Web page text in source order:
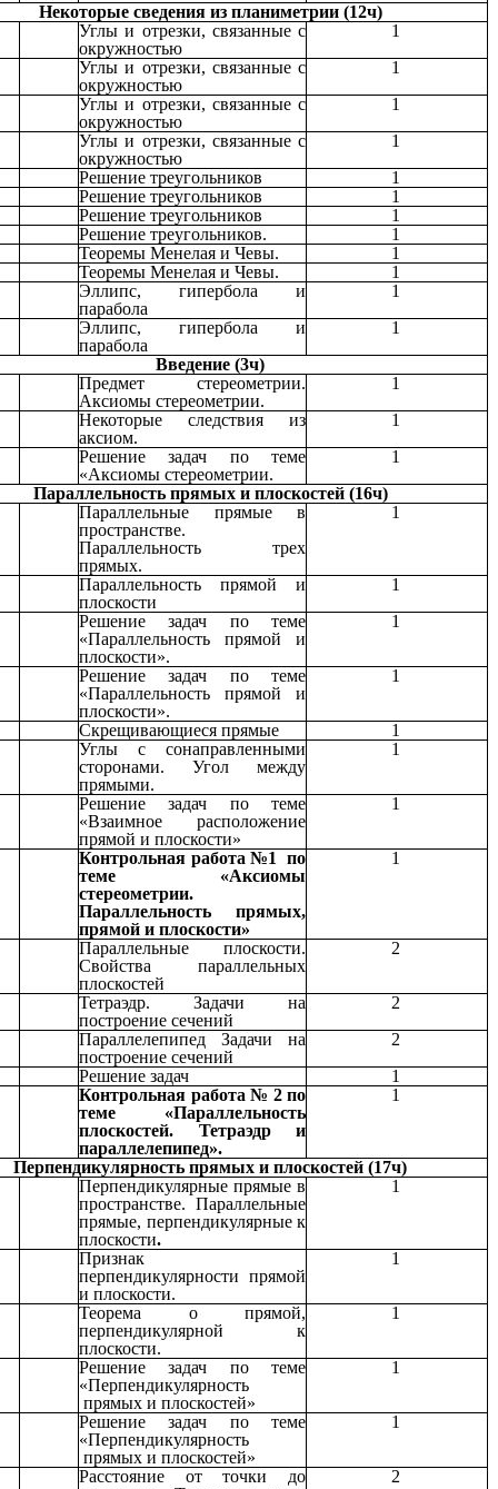
Некоторые сведения из планиметрии (12ч)
Углы и отрезки, связанные с
окружностью
1
Углы и отрезки, связанные с
окружностью
1
Углы и отрезки, связанные с
окружностью
1
Углы и отрезки, связанные с
окружностью
1
Решение треугольников
1
Решение треугольников
1
Решение треугольников
1
Решение треугольников.
1
Теоремы Менелая и Чевы.
1
Теоремы Менелая и Чевы.
1
Эллипс, гипербола и
парабола
1
Эллипс, гипербола и
парабола
1
Введение (3ч)
Предмет стереометрии.
Аксиомы стереометрии.
1
Некоторые следствия из
аксиом.
1
Решение задач по теме
«Аксиомы стереометрии.
1
Параллельность прямых и плоскостей (16ч)
Параллельные прямые в
пространстве.
Параллельность трех
прямых.
1
Параллельность прямой и
плоскости
1
Решение задач по теме
«Параллельность прямой и
плоскости».
1
Решение задач по теме
«Параллельность прямой и
плоскости».
1
Скрещивающиеся прямые
1
Углы с сонаправленными
сторонами. Угол между
прямыми.
1
Решение задач по теме
«Взаимное расположение
прямой и плоскости»
1
Контрольная работа №1 по
теме «Аксиомы
стереометрии.
Параллельность прямых,
прямой и плоскости»
1
Параллельные плоскости.
Свойства параллельных
плоскостей
2
Тетраэдр. Задачи на
построение сечений
2
Параллелепипед Задачи на
построение сечений
2
Решение задач
1
Контрольная работа № 2 по
теме «Параллельность
плоскостей. Тетраэдр и
параллелепипед».
1
Перпендикулярность прямых и плоскостей (17ч)
Перпендикулярные прямые в
пространстве. Параллельные
прямые, перпендикулярные к
плоскости.
1
Признак
перпендикулярности прямой
и плоскости.
1
Теорема о прямой,
перпендикулярной к
плоскости.
1
Решение задач по теме
«Перпендикулярность
прямых и плоскостей»
1
Решение задач по теме
«Перпендикулярность
прямых и плоскостей»
1
Расстояние от точки до
2